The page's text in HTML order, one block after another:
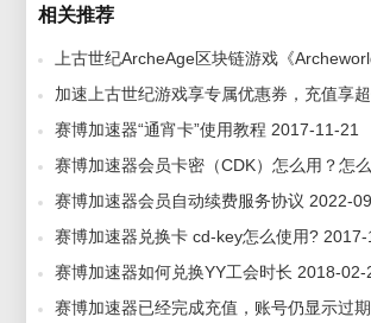
相关推荐
赛博加速器“通宵卡”使用教程 2017-11-21
赛博加速器会员自动续费服务协议 2022-
赛博加速器兑换卡 cd-key怎么使用?
赛博加速器如何兑换YY工会时长 2018-02-